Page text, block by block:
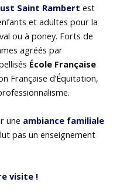
Saint Rambert est
et adultes pour la
ou à poney. Forts de
agréés par
École Française
Française d’Équitation,
une ambiance familiale
pas un enseignement
visite !